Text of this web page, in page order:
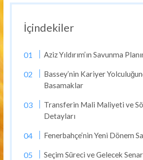
İçindekiler
Aziz Yıldırım’ın Savunma
Bassey’nin Kariyer
Basamaklar
Transferin Mali Maliyeti ve
Detayları
Fenerbahçe’nin Yeni Dönem
Seçim Süreci ve Gelecek